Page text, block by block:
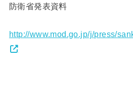
防衛省発表資料
http://www.mod.go.jp/j/press/